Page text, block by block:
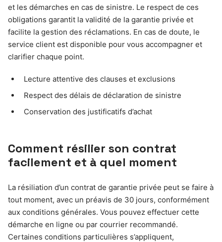
et les démarches en cas de sinistre. Le respect de ces
obligations garantit la validité de la garantie privée et
facilite la gestion des réclamations. En cas de doute, le
service client est disponible pour vous accompagner et
clarifier chaque point.
Lecture attentive des clauses et exclusions
Respect des délais de déclaration de sinistre
Conservation des justificatifs d’achat
Comment résilier son contrat
facilement et à quel moment
La résiliation d’un contrat de garantie privée peut se faire à
tout moment, avec un préavis de 30 jours, conformément
aux conditions générales. Vous pouvez effectuer cette
démarche en ligne ou par courrier recommandé.
Certaines conditions particulières s’appliquent,